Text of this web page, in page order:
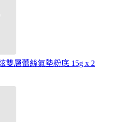
雙層蕾絲氣墊粉底 15g x 2